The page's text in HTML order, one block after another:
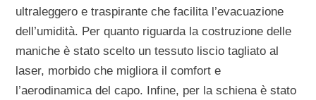
ultraleggero e traspirante che facilita l’evacuazione
dell’umidità. Per quanto riguarda la costruzione delle
maniche è stato scelto un tessuto liscio tagliato al
laser, morbido che migliora il comfort e
l’aerodinamica del capo. Infine, per la schiena è stato